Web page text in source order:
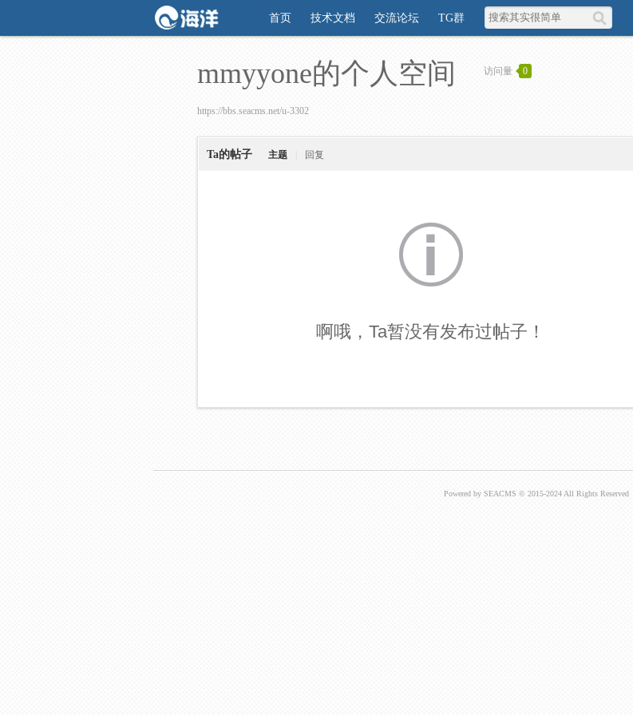
首页 技术文档 交流论坛 TG群
mmyyone的个人空间 访问量 0
https://bbs.seacms.net/u-3302
Ta的帖子 主题 回复
啊哦，Ta暂没有发布过帖子！
Powered by SEACMS © 2015-2024 All Rights Reserved